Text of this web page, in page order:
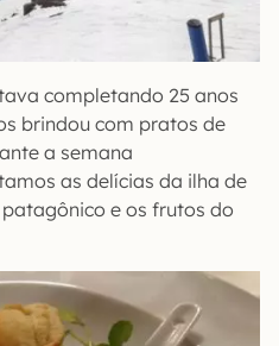
completando 25 anos
brindou com pratos de
a semana
as delícias da ilha de
e os frutos do